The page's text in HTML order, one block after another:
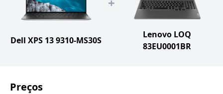
Dell XPS 13 9310-MS30S
Lenovo LOQ
83EU0001BR
Preços